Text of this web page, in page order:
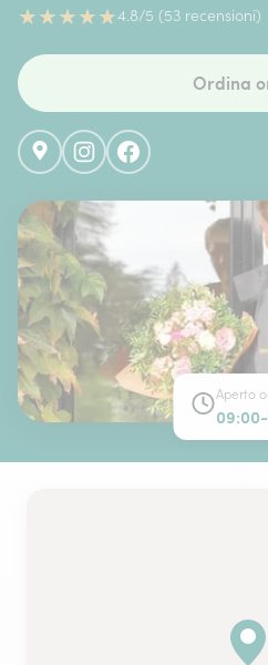
★★★★★4.8/5 (53 recensioni)
Ordina
Aperto